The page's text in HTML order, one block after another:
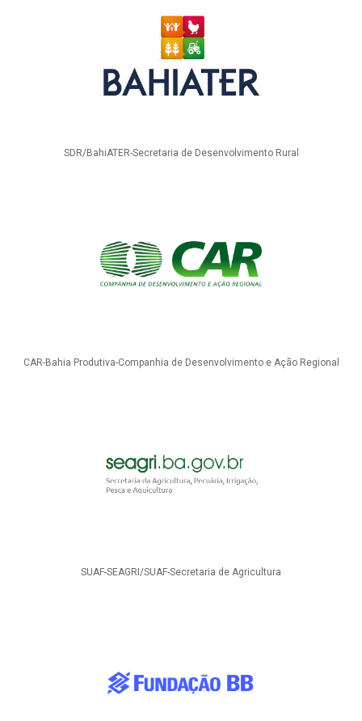
SDR/BahiATER-Secretaria de Desenvolvimento Rural
CAR-Bahia Produtiva-Companhia de Desenvolvimento e Ação Regional
SUAF-SEAGRI/SUAF-Secretaria de Agricultura